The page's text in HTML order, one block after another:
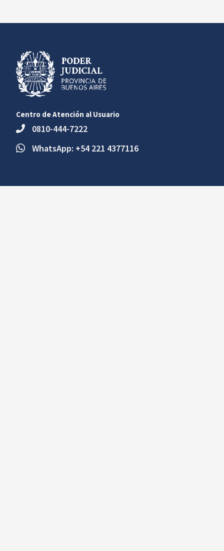
Centro de Atención al Usuario
0810-444-7222
WhatsApp: +54 221 4377116